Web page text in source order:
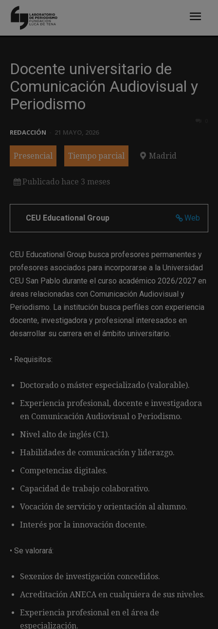
Docente universitario de
Comunicación Audiovisual y
Periodismo
REDACCIÓN 21 MAYO, 2026
Presencial Tiempo parcial Madrid
Publicado hace 3 meses
Web
CEU Educational Group
CEU Educational Group busca profesores permanentes y
profesores asociados para incorporarse a la Universidad
CEU San Pablo durante el curso académico 2026/2027 en
áreas relacionadas con Comunicación Audiovisual y
Periodismo. La institución busca perfiles con experiencia
docente, investigadora y profesional interesados en
desarrollar su carrera en el ámbito universitario.
• Requisitos:
Doctorado o máster especializado (valorable).
Experiencia profesional, docente e investigadora
en Comunicación Audiovisual o Periodismo.
Nivel alto de inglés (C1).
Habilidades de comunicación y liderazgo.
Competencias digitales.
Capacidad de trabajo colaborativo.
Vocación de servicio y orientación al alumno.
Interés por la innovación docente.
• Se valorará:
Sexenios de investigación concedidos.
Acreditación ANECA en cualquiera de sus niveles.
Experiencia profesional en el área de
especialización.